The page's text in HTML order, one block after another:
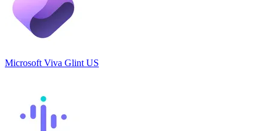
Microsoft Viva Glint US